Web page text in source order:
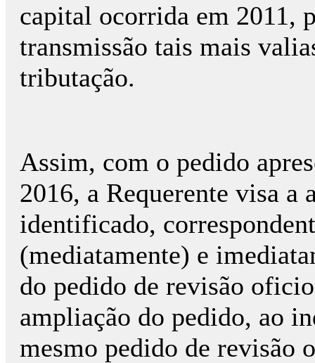
capital ocorrida em 2011,
transmissão tais mais
tributação.
Assim, com o pedido
2016, a Requerente visa
identificado,
(mediatamente) e
do pedido de revisão
ampliação do pedido, ao
mesmo pedido de revisão